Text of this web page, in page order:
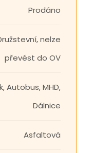
Prodáno
nelze
převést do OV
Autobus, MHD,
Dálnice
Asfaltová